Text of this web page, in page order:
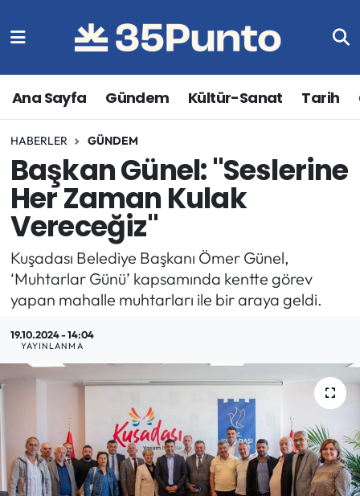
Ana Sayfa Gündem Kültür-Sanat Tarih
HABERLER GÜNDEM
Başkan Günel: "Seslerine
Her Zaman Kulak
Vereceğiz"
Kuşadası Belediye Başkanı Ömer Günel,
‘Muhtarlar Günü’ kapsamında kentte görev
yapan mahalle muhtarları ile bir araya geldi.
19.10.2024 - 14:04
YAYINLANMA